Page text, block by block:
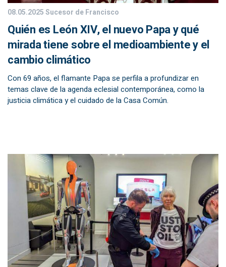
08.05.2025Sucesor de Francisco
Quién es León XIV, el nuevo Papa y qué
mirada tiene sobre el medioambiente y el
cambio climático
Con 69 años, el flamante Papa se perfila a profundizar en
temas clave de la agenda eclesial contemporánea, como la
justicia climática y el cuidado de la Casa Común.